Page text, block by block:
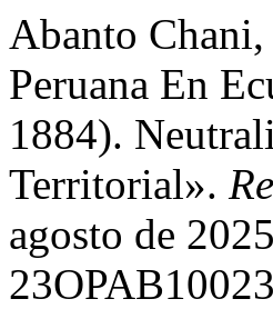
Abanto
Peruana En
1884).
Territorial».
agosto de